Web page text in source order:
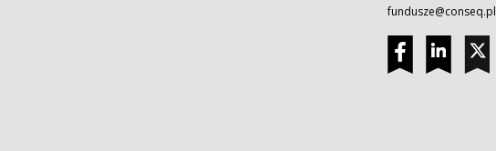
fundusze@conseq.pl